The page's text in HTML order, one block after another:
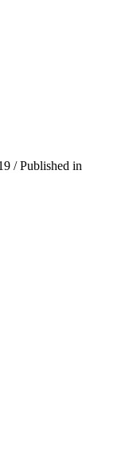
/Published in